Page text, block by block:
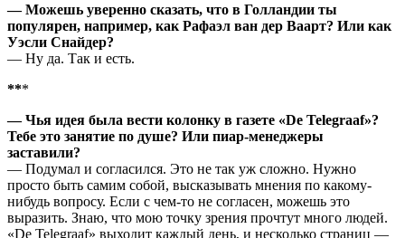
— Можешь уверенно сказать, что в Голландии ты
популярен, например, как Рафаэл ван дер Ваарт? Или как
Уэсли Снайдер?
— Ну да. Так и есть.
***
— Чья идея была вести колонку в газете «De Telegraaf»?
Тебе это занятие по душе? Или пиар-менеджеры
заставили?
— Подумал и согласился. Это не так уж сложно. Нужно
просто быть самим собой, высказывать мнения по какому-
нибудь вопросу. Если с чем-то не согласен, можешь это
выразить. Знаю, что мою точку зрения прочтут много людей.
«De Telegraaf» выходит каждый день, и несколько страниц —